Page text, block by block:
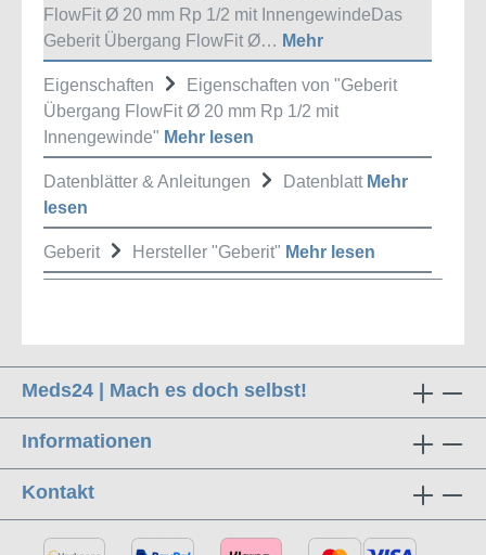
FlowFit Ø 20 mm Rp 1/2 mit InnengewindeDas
Geberit Übergang FlowFit Ø… Mehr
Eigenschaften
Eigenschaften von "Geberit
Übergang FlowFit Ø 20 mm Rp 1/2 mit
Innengewinde" Mehr lesen
Datenblätter & Anleitungen Datenblatt Mehr
lesen
Geberit Hersteller "Geberit" Mehr lesen
Meds24 | Mach es doch selbst!
Informationen
Kontakt